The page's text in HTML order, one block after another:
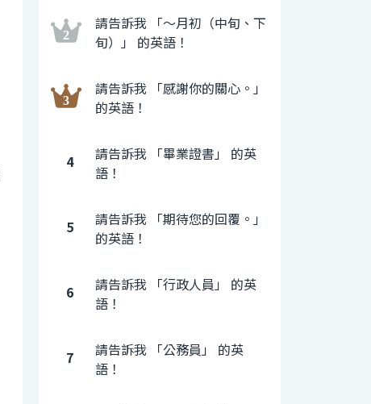
請告訴我 「〜月初（中旬、下
旬）」 的英語！
請告訴我 「感謝你的關心。」
的英語！
4
請告訴我 「畢業證書」 的英
語！
5
請告訴我 「期待您的回覆。」
的英語！
6
請告訴我 「行政人員」 的英
語！
7
請告訴我 「公務員」 的英
語！